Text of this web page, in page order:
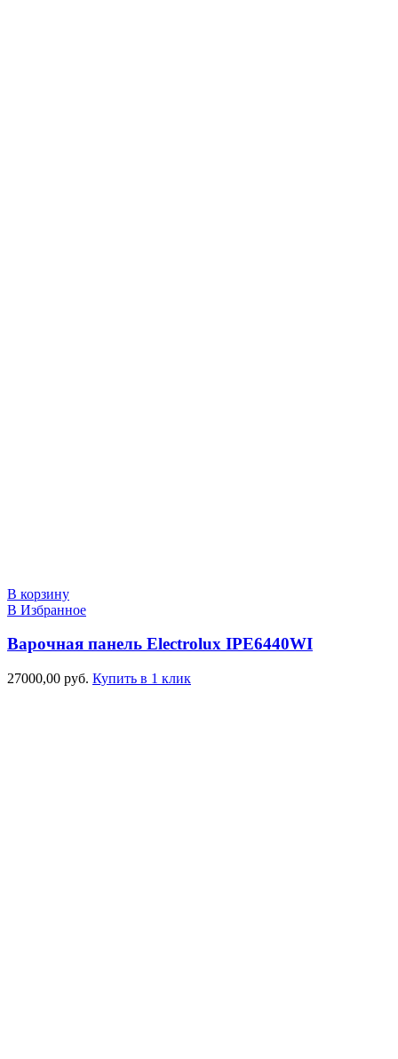
В корзину
В Избранное
Варочная панель Electrolux IPE6440WI
27000,00 руб. Купить в 1 клик